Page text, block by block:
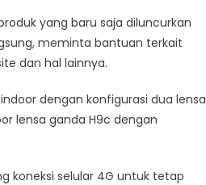
yang baru saja diluncurkan
meminta bantuan terkait
dan hal lainnya.
dengan konfigurasi dua lensa
lensa ganda H9c dengan
koneksi selular 4G untuk tetap